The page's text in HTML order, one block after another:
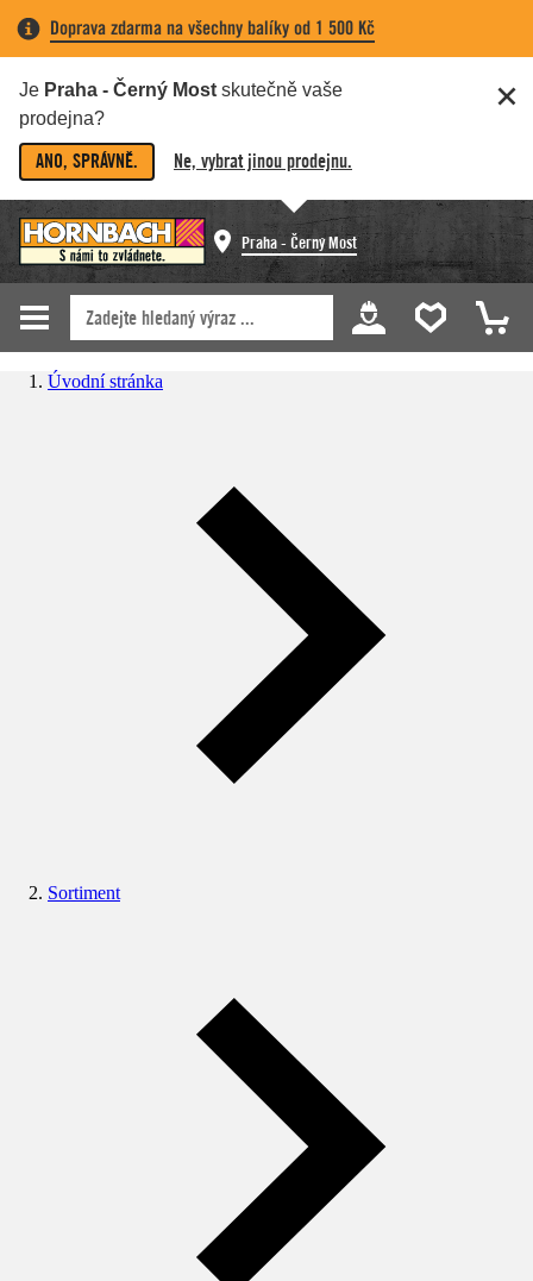
Doprava zdarma na všechny balíky od 1 500 Kč
Je Praha - Černý Most skutečně vaše
prodejna?
ANO, SPRÁVNĚ. Ne, vybrat jinou prodejnu.
Praha - Černý Most
Úvodní stránka
Sortiment